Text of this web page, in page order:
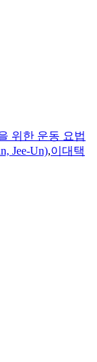
위한 운동 요법
Jee-Un),이대택